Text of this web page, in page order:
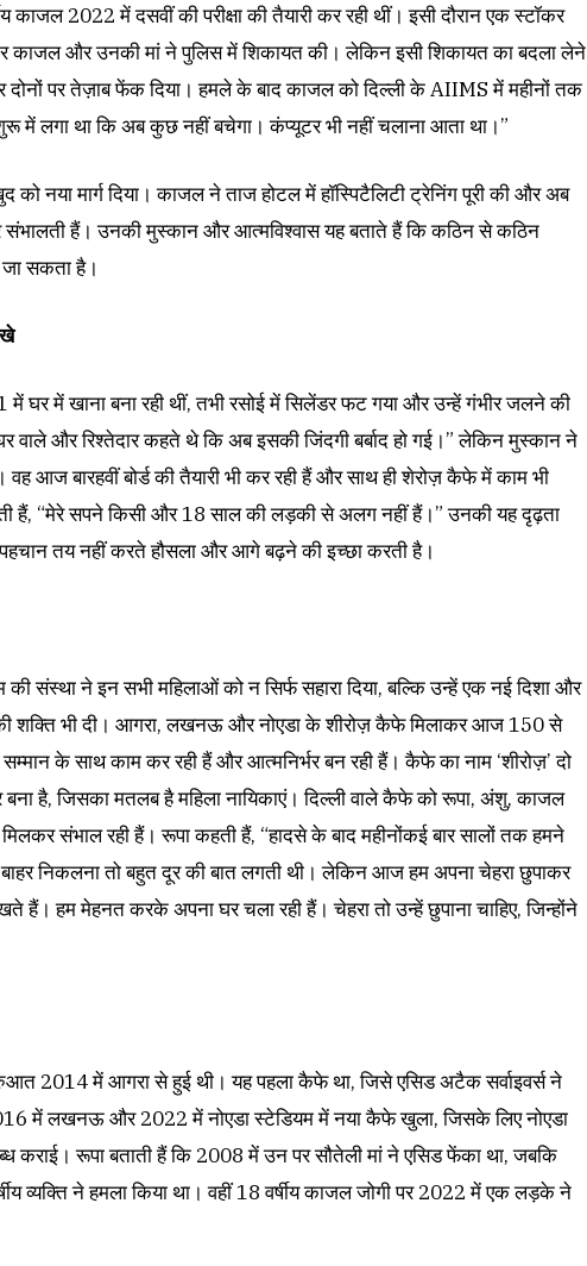
2022 में दसवीं की परीक्षा की तैयारी कर रही थीं। इसी दौरान एक स्टॉकर
काजल और उनकी मां ने पुलिस में शिकायत की। लेकिन इसी शिकायत का बदला लेने
दोनों पर तेज़ाब फेंक दिया। हमले के बाद काजल को दिल्ली के AIIMS में महीनों तक
में लगा था कि अब कुछ नहीं बचेगा। कंप्यूटर भी नहीं चलाना आता था।”
को नया मार्ग दिया। काजल ने ताज होटल में हॉस्पिटैलिटी ट्रेनिंग पूरी की और अब
हैं। उनकी मुस्कान और आत्मविश्वास यह बताते हैं कि कठिन से कठिन
जा सकता है।
में घर में खाना बना रही थीं, तभी रसोई में सिलेंडर फट गया और उन्हें गंभीर जलने की
वाले और रिश्तेदार कहते थे कि अब इसकी जिंदगी बर्बाद हो गई।” लेकिन मुस्कान ने
आज बारहवीं बोर्ड की तैयारी भी कर रही हैं और साथ ही शेरोज़ कैफे में काम भी
हैं, “मेरे सपने किसी और 18 साल की लड़की से अलग नहीं हैं।” उनकी यह दृढ़ता
तय नहीं करते हौसला और आगे बढ़ने की इच्छा करती है।
की संस्था ने इन सभी महिलाओं को न सिर्फ सहारा दिया, बल्कि उन्हें एक नई दिशा और
की शक्ति भी दी। आगरा, लखनऊ और नोएडा के शीरोज़ कैफे मिलाकर आज 150 से
सम्मान के साथ काम कर रही हैं और आत्मनिर्भर बन रही हैं। कैफे का नाम ‘शीरोज़’ दो
है, जिसका मतलब है महिला नायिकाएं। दिल्ली वाले कैफे को रूपा, अंशु, काजल
मिलकर संभाल रही हैं। रूपा कहती हैं, “हादसे के बाद महीनोंकई बार सालों तक हमने
निकलना तो बहुत दूर की बात लगती थी। लेकिन आज हम अपना चेहरा छुपाकर
हैं। हम मेहनत करके अपना घर चला रही हैं। चेहरा तो उन्हें छुपाना चाहिए, जिन्होंने
2014 में आगरा से हुई थी। यह पहला कैफे था, जिसे एसिड अटैक सर्वाइवर्स ने
में लखनऊ और 2022 में नोएडा स्टेडियम में नया कैफे खुला, जिसके लिए नोएडा
कराई। रूपा बताती हैं कि 2008 में उन पर सौतेली मां ने एसिड फेंका था, जबकि
व्यक्ति ने हमला किया था। वहीं 18 वर्षीय काजल जोगी पर 2022 में एक लड़के ने